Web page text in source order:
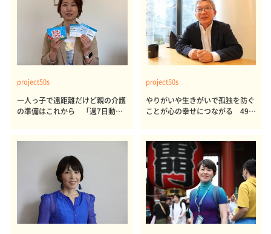
project50s
一人っ子で遠距離だけど親の介護
の準備はこれから 「週7日動
んの「私のproject50s」
project50s
やりがいや生きがいで孤独を防ぐ
ことが心の幸せにつながる 49歳
「私のproject50s」